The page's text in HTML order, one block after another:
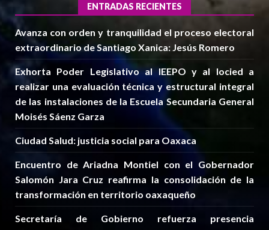
ENTRADAS RECIENTES
Avanza con orden y tranquilidad el proceso electoral
extraordinario de Santiago Xanica: Jesús Romero
Exhorta Poder Legislativo al IEEPO y al Iocied a
realizar una evaluación técnica y estructural integral
de las instalaciones de la Escuela Secundaria General
Moisés Sáenz Garza
Ciudad Salud: justicia social para Oaxaca
Encuentro de Ariadna Montiel con el Gobernador
Salomón Jara Cruz reafirma la consolidación de la
transformación en territorio oaxaqueño
Secretaría de Gobierno refuerza presencia